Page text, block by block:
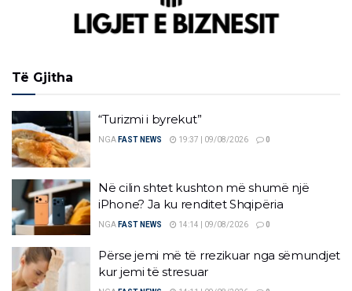
Të Gjitha
“Turizmi i byrekut”
NGA FAST NEWS 19:37 | 09/08/2026 0
Në cilin shtet kushton më shumë një
iPhone? Ja ku renditet Shqipëria
NGA FAST NEWS 14:14 | 09/08/2026 0
Përse jemi më të rrezikuar nga sëmundjet
kur jemi të stresuar